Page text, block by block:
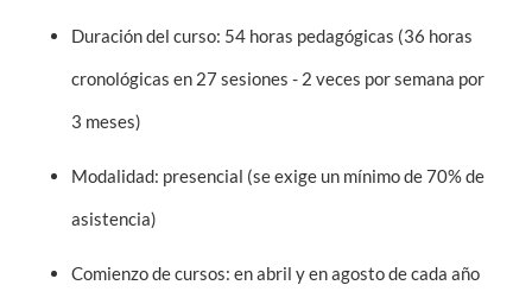
English
Duración del curso: 54 horas pedagógicas (36 horas
cronológicas en 27 sesiones - 2 veces por semana por
3 meses)
Modalidad: presencial (se exige un mínimo de 70% de
asistencia)
Comienzo de cursos: en abril y en agosto de cada año